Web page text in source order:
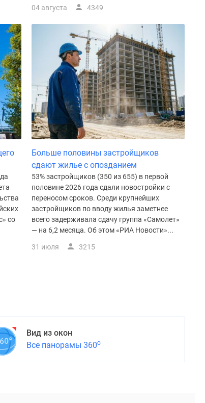
04 августа 4349
со
Больше половины застройщиков
сдают жилье с опозданием
53% застройщиков (350 из 655) в первой
половине 2026 года сдали новостройки с
переносом сроков. Среди крупнейших
застройщиков по вводу жилья заметнее
всего задерживала сдачу группа «Самолет»
— на 6,2 месяца. Об этом «РИА Новости»...
31 июля 3215
Вид из окон
Все панорамы 360о